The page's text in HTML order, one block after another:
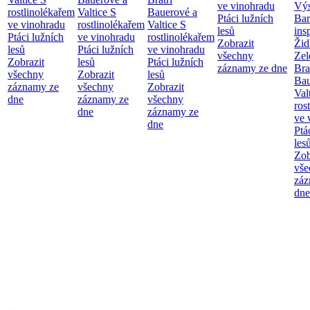
rostlinolékařem
ve vinohradu
Ptáci lužních
lesů
Zobrazit
všechny
záznamy ze
dne
Valtice S
rostlinolékařem
ve vinohradu
Ptáci lužních
lesů
Zobrazit
všechny
záznamy ze
dne
Bauerové a
Valtice S
rostlinolékařem
ve vinohradu
Ptáci lužních
lesů
Zobrazit
všechny
záznamy ze
dne
ve vinohradu
Ptáci lužních
lesů
Zobrazit
všechny
záznamy ze dne
ve
dne